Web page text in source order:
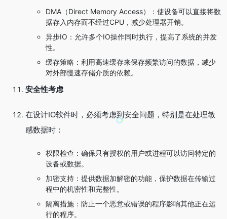
DMA（Direct Memory Access）：使设备可以直接将数
据存入内存而不经过CPU，减少处理器开销。
异步IO：允许多个IO操作同时执行，提高了系统的并发
性。
缓存策略：利用高速缓存来保存频繁访问的数据，减少
对外部慢速存储介质的依赖。
安全性考虑
在设计IO软件时，必须考虑到安全问题，特别是在处理敏
感数据时：
权限检查：确保只有授权的用户或进程可以访问特定的
设备或数据。
加密支持：提供数据加解密的功能，保护数据在传输过
程中的机密性和完整性。
隔离措施：防止一个恶意或错误的程序影响其他正在运
行的程序。